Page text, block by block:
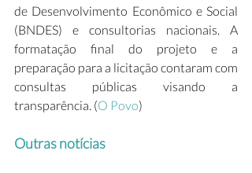
de Desenvolvimento Econômico e Social
(BNDES) e consultorias nacionais. A
formatação final do projeto e a
preparação para a licitação contaram com
consultas públicas visando a
transparência. (O Povo)
Outras notícias